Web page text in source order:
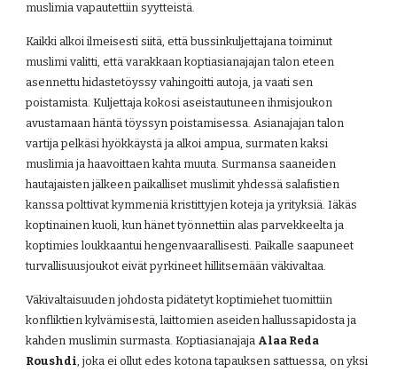
muslimia vapautettiin syytteistä.
Kaikki alkoi ilmeisesti siitä, että bussinkuljettajana toiminut
muslimi valitti, että varakkaan koptiasianajajan talon eteen
asennettu hidastetöyssy vahingoitti autoja, ja vaati sen
poistamista. Kuljettaja kokosi aseistautuneen ihmisjoukon
avustamaan häntä töyssyn poistamisessa. Asianajajan talon
vartija pelkäsi hyökkäystä ja alkoi ampua, surmaten kaksi
muslimia ja haavoittaen kahta muuta. Surmansa saaneiden
hautajaisten jälkeen paikalliset muslimit yhdessä salafistien
kanssa polttivat kymmeniä kristittyjen koteja ja yrityksiä. Iäkäs
koptinainen kuoli, kun hänet työnnettiin alas parvekkeelta ja
koptimies loukkaantui hengenvaarallisesti. Paikalle saapuneet
turvallisuusjoukot eivät pyrkineet hillitsemään väkivaltaa.
Väkivaltaisuuden johdosta pidätetyt koptimiehet tuomittiin
konfliktien kylvämisestä, laittomien aseiden hallussapidosta ja
kahden muslimin surmasta. Koptiasianajaja Alaa Reda
Roushdi, joka ei ollut edes kotona tapauksen sattuessa, on yksi